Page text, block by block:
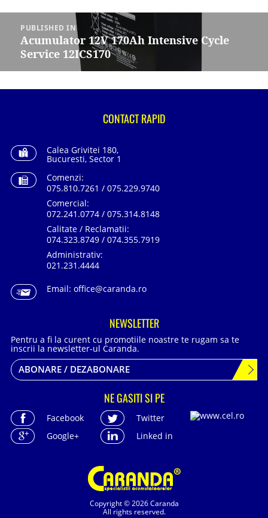
Navigare
articole
PUBLISHED IN
Acumulator 12V 170Ah Intensive Cycle
Service 12ICS170
Copyright © 2026 Caranda
All rights reserved.
CONTACT RAPID
Calea Grivitei 180,
Bucuresti, Sector 1
Comenzi:
075.810.7261 / 075.229.9740
Comercial:
072.241.0774 / 075.314.8148
Calitate / Reclamatii:
074.323.8749 / 074.355.7919
Administrativ:
021.231.4444
Email: office@caranda.ro
NEWSLETTER
Pentru a fi la curent cu promotiile noastre te rugam sa te
inscrii la newsletter-ul Caranda.
ABONARE / DEZABONARE
NE GASITI SI PE
Facebook
Twitter
Google+
Linked in